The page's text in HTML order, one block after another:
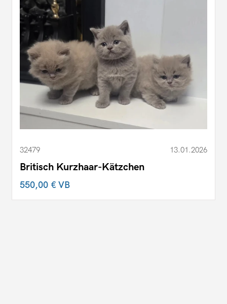
32479 13.01.2026
Britisch Kurzhaar-Kätzchen
550,00 €VB